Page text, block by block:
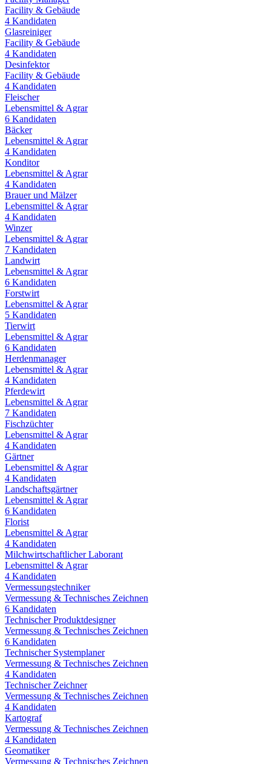
Facility & Gebäude
4 Kandidaten
Glasreiniger
Facility & Gebäude
4 Kandidaten
Desinfektor
Facility & Gebäude
4 Kandidaten
Fleischer
Lebensmittel & Agrar
6 Kandidaten
Bäcker
Lebensmittel & Agrar
4 Kandidaten
Konditor
Lebensmittel & Agrar
4 Kandidaten
Brauer und Mälzer
Lebensmittel & Agrar
4 Kandidaten
Winzer
Lebensmittel & Agrar
7 Kandidaten
Landwirt
Lebensmittel & Agrar
6 Kandidaten
Forstwirt
Lebensmittel & Agrar
5 Kandidaten
Tierwirt
Lebensmittel & Agrar
6 Kandidaten
Herdenmanager
Lebensmittel & Agrar
4 Kandidaten
Pferdewirt
Lebensmittel & Agrar
7 Kandidaten
Fischzüchter
Lebensmittel & Agrar
4 Kandidaten
Gärtner
Lebensmittel & Agrar
4 Kandidaten
Landschaftsgärtner
Lebensmittel & Agrar
6 Kandidaten
Florist
Lebensmittel & Agrar
4 Kandidaten
Milchwirtschaftlicher Laborant
Lebensmittel & Agrar
4 Kandidaten
Vermessungstechniker
Vermessung & Technisches Zeichnen
6 Kandidaten
Technischer Produktdesigner
Vermessung & Technisches Zeichnen
6 Kandidaten
Technischer Systemplaner
Vermessung & Technisches Zeichnen
4 Kandidaten
Technischer Zeichner
Vermessung & Technisches Zeichnen
4 Kandidaten
Kartograf
Vermessung & Technisches Zeichnen
4 Kandidaten
Geomatiker
Vermessung & Technisches Zeichnen